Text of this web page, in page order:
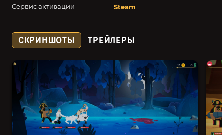
Сервис активации Steam
СКРИНШОТЫ ТРЕЙЛЕРЫ